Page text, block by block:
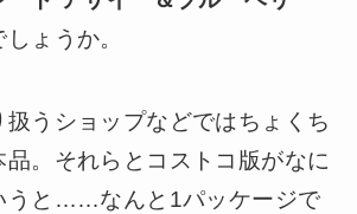
ょうか。
うショップなどではちょくち
品。それらとコストコ版がなに
うと……なんと1パッケージで